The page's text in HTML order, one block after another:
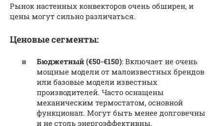
Рынок настенных конвекторов очень обширен, и
цены могут сильно различаться.
Ценовые сегменты:
Бюджетный (€50-€150): Включает не очень
мощные модели от малоизвестных брендов
или базовые модели известных
производителей. Часто оснащены
механическим термостатом, основной
функционал. Могут быть менее долговечны
и не столь энергоэффективны.